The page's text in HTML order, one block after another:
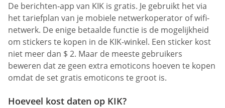
De berichten-app van KIK is gratis. Je gebruikt het via
het tariefplan van je mobiele netwerkoperator of wifi-
netwerk. De enige betaalde functie is de mogelijkheid
om stickers te kopen in de KIK-winkel. Een sticker kost
niet meer dan $ 2. Maar de meeste gebruikers
beweren dat ze geen extra emoticons hoeven te kopen
omdat de set gratis emoticons te groot is.
Hoeveel kost daten op KIK?